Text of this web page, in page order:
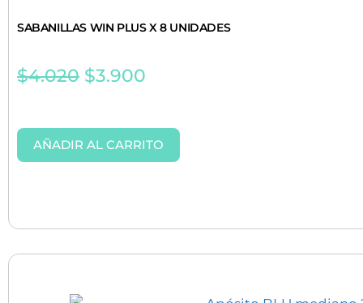
SABANILLAS WIN PLUS X 8 UNIDADES
$4.020 $3.900
AÑADIR AL CARRITO